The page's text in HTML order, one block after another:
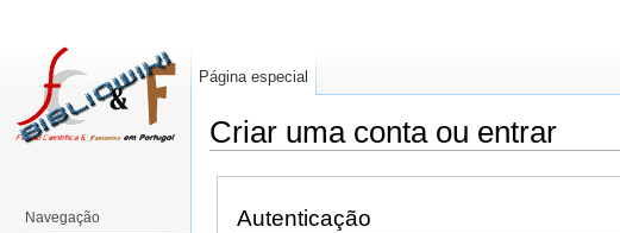
Criar uma conta ou entrar
Autenticação
Página especial
Navegação